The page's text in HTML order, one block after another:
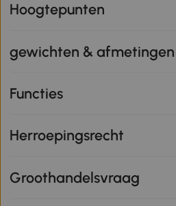
Hoogtepunten
gewichten & afmetingen
Functies
Herroepingsrecht
Groothandelsvraag